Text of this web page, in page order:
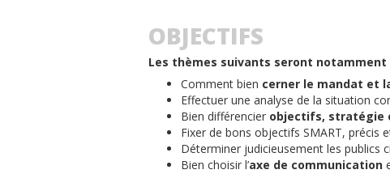
OBJECTIFS
Les thèmes suivants seront notamment
Comment bien cerner le mandat et
Effectuer une analyse de la situation
Bien différencier objectifs, stratégie
Fixer de bons objectifs SMART, précis
Déterminer judicieusement les publics
Bien choisir l’axe de communication